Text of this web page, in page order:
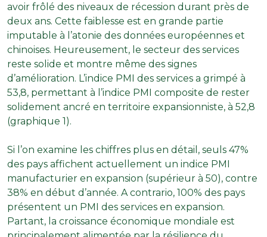
avoir frôlé des niveaux de récession durant près de
deux ans. Cette faiblesse est en grande partie
imputable à l’atonie des données européennes et
chinoises. Heureusement, le secteur des services
reste solide et montre même des signes
d’amélioration. L’indice PMI des services a grimpé à
53,8, permettant à l’indice PMI composite de rester
solidement ancré en territoire expansionniste, à 52,8
(graphique 1).
Si l’on examine les chiffres plus en détail, seuls 47%
des pays affichent actuellement un indice PMI
manufacturier en expansion (supérieur à 50), contre
38% en début d’année. A contrario, 100% des pays
présentent un PMI des services en expansion.
Partant, la croissance économique mondiale est